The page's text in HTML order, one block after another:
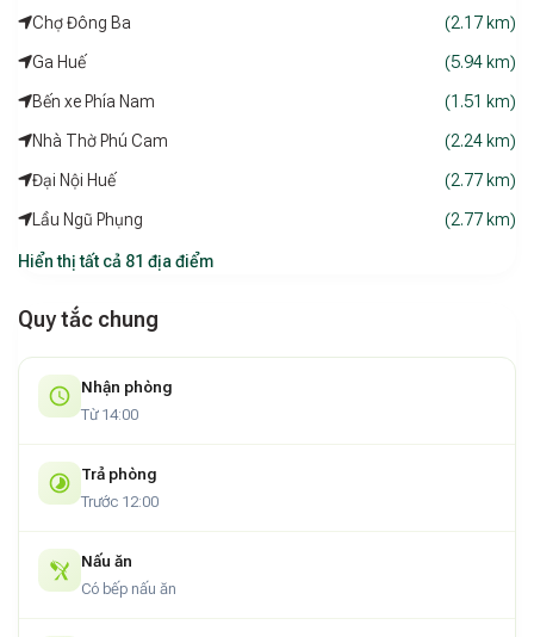
Chợ Đông Ba (2.17 km)
Ga Huế (5.94 km)
Bến xe Phía Nam (1.51 km)
Nhà Thờ Phú Cam (2.24 km)
Đại Nội Huế (2.77 km)
Lầu Ngũ Phụng (2.77 km)
Hiển thị tất cả 81 địa điểm
Quy tắc chung
Nhận phòng
Từ 14:00
Trả phòng
Trước 12:00
Nấu ăn
Có bếp nấu ăn